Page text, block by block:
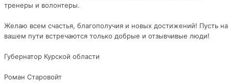
тренеры и волонтеры.
Желаю всем счастья, благополучия и новых достижений! Пусть на
вашем пути встречаются только добрые и отзывчивые люди!
Губернатор Курской области
Роман Старовойт